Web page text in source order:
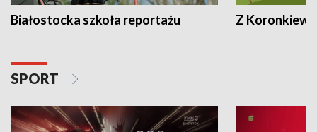
Białostocka szkoła reportażu Z
SPORT